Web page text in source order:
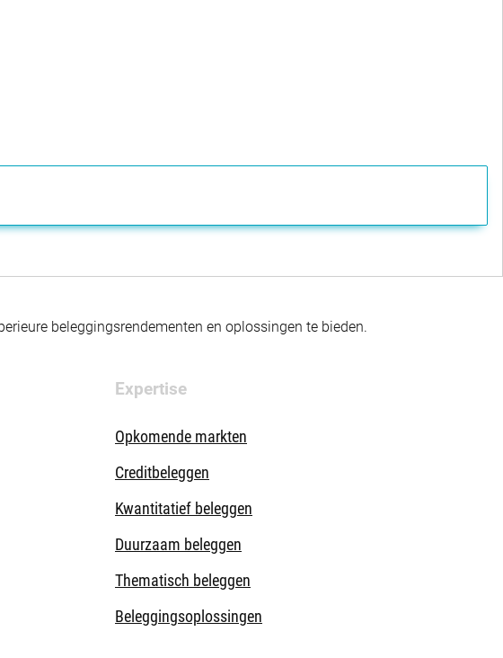
beleggingsrendementen en oplossingen te bieden.
Expertise
Opkomende markten
Creditbeleggen
Kwantitatief beleggen
Duurzaam beleggen
Thematisch beleggen
Beleggingsoplossingen